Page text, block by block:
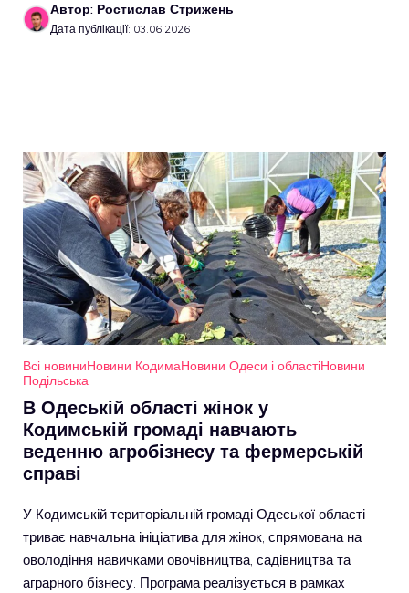
Автор: Ростислав Стрижень
Дата публікації: 03.06.2026
Всі новиниНовини КодимаНовини Одеси і областіНовини
Подільська
В Одеській області жінок у
Кодимській громаді навчають
веденню агробізнесу та фермерській
справі
У Кодимській територіальній громаді Одеської області
триває навчальна ініціатива для жінок, спрямована на
оволодіння навичками овочівництва, садівництва та
аграрного бізнесу. Програма реалізується в рамках